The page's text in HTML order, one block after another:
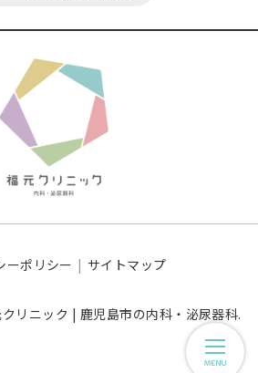
ーポリシー サイトマップ
リニック | 鹿児島市の内科・泌尿器科.